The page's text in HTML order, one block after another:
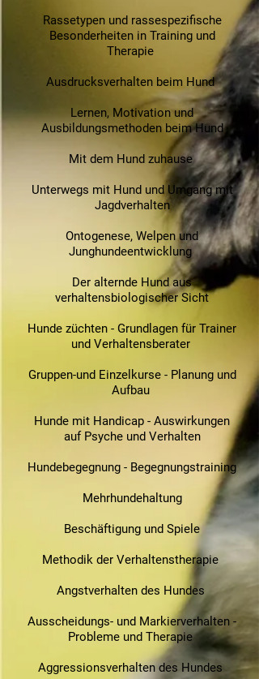
Rassetypen und rassespezifische
Besonderheiten in Training und
Therapie
Ausdrucksverhalten beim Hund
Lernen, Motivation und
Ausbildungsmethoden beim Hund
Mit dem Hund zuhause
Unterwegs mit Hund und Umgang mit
Jagdverhalten
Ontogenese, Welpen und
Junghundeentwicklung
Der alternde Hund aus
verhaltensbiologischer Sicht
Hunde züchten - Grundlagen für Trainer
und Verhaltensberater
Gruppen-und Einzelkurse - Planung und
Aufbau
Hunde mit Handicap - Auswirkungen
auf Psyche und Verhalten
Hundebegegnung - Begegnungstraining
Mehrhundehaltung
Beschäftigung und Spiele
Methodik der Verhaltenstherapie
Angstverhalten des Hundes
Ausscheidungs- und Markierverhalten -
Probleme und Therapie
Aggressionsverhalten des Hundes